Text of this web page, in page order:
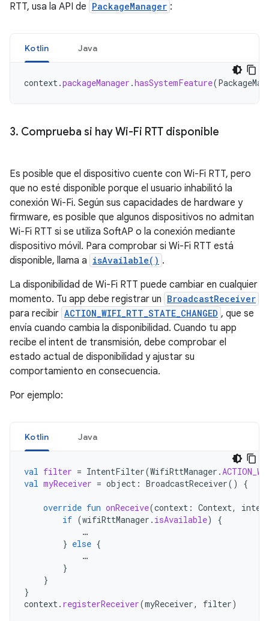
RTT, usa la API de PackageManager :
Kotlin Java
context.packageManager .hasSystemFeature(
3. Comprueba si hay Wi-Fi RTT disponible
Es posible que el dispositivo cuente con Wi-Fi RTT, pero
que no esté disponible porque el usuario inhabilitó la
conexión Wi-Fi. Según sus capacidades de hardware y
firmware, es posible que algunos dispositivos no admitan
Wi-Fi RTT si se utiliza SoftAP o la conexión mediante
dispositivo móvil. Para comprobar si Wi-Fi RTT está
disponible, llama a isAvailable() .
La disponibilidad de Wi-Fi RTT puede cambiar en cualquier
momento. Tu app debe registrar un BroadcastReceiver
para recibir ACTION_WIFI_RTT_STATE_CHANGED , que se
envía cuando cambia la disponibilidad. Cuando tu app
recibe el intent de transmisión, debe comprobar el
estado actual de disponibilidad y ajustar su
comportamiento en consecuencia.
Por ejemplo:
Kotlin Java
val filter = IntentFilter(WifiRttManager .
val myReceiver = object : BroadcastReceiver() {
override fun onReceive(context : Context,
if (wifiRttManager . isAvailable)
{
…
} else {
…
}
}
}
context. registerReceiver(myReceiver, filter)